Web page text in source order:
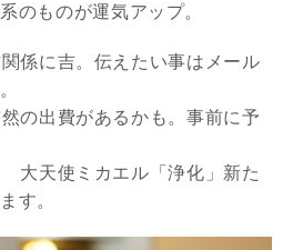
のものが運気アップ。
に吉。伝えたい事はメール
出費があるかも。事前に予
天使ミカエル「浄化」新た
す。